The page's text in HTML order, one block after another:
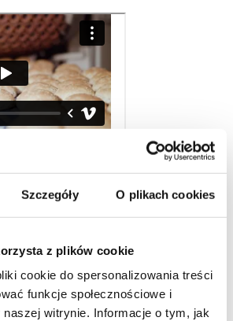
Szczegóły O plikach cookies
z plików cookie
cookie do spersonalizowania treści
funkcje społecznościowe i
witrynie. Informacje o tym, jak
Schulstad odnotowała znaczny
dzięki wprowadzeniu Operatora
na liniach. Zaczęliśmy od instalacji
2, naszej najbardziej złożonej linii i
o naszym wdrożeniu w Lantmännen